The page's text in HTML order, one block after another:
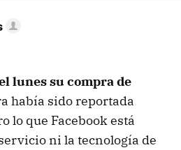
lunes su compra de
había sido reportada
lo que Facebook está
ni la tecnología de